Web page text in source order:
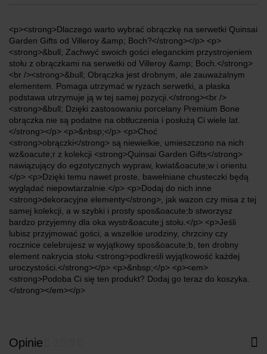
<p><strong>Dlaczego warto wybrać obrączkę na serwetki Quinsai
Garden Gifts od Villeroy &amp; Boch?</strong></p> <p>
<strong>&bull; Zachwyć swoich gości eleganckim przystrojeniem
stołu z obrączkami na serwetki od Villeroy &amp; Boch.</strong>
<br /><strong>&bull; Obrączka jest drobnym, ale zauważalnym
elementem. Pomaga utrzymać w ryzach serwetki, a płaska
podstawa utrzymuje ją w tej samej pozycji.</strong><br />
<strong>&bull; Dzięki zastosowaniu porcelany Premium Bone
obrączka nie są podatne na obtłuczenia i posłużą Ci wiele lat.
</strong></p> <p>&nbsp;</p> <p>Choć
<strong>obrączki</strong> są niewielkie, umieszczono na nich
wz&oacute;r z kolekcji <strong>Quinsai Garden Gifts</strong>
nawiązujący do egzotycznych wypraw, kwiat&oacute;w i orientu.
</p> <p>Dzięki temu nawet proste, bawełniane chusteczki będą
wyglądać niepowtarzalnie.</p> <p>Dodaj do nich inne
<strong>dekoracyjne elementy</strong>, jak wazon czy misa z tej
samej kolekcji, a w szybki i prosty spos&oacute;b stworzysz
bardzo przyjemny dla oka wystr&oacute;j stołu.</p> <p>Jeśli
lubisz przyjmować gości, a wszelkie urodziny, chrzciny czy
rocznice celebrujesz w wyjątkowy spos&oacute;b, ten drobny
element nakrycia stołu <strong>podkreśli wyjątkowość każdej
uroczystości.</strong></p> <p>&nbsp;</p> <p><em>
<strong>Podoba Ci się ten produkt? Dodaj go teraz do koszyka.
</strong></em></p>
Opinie